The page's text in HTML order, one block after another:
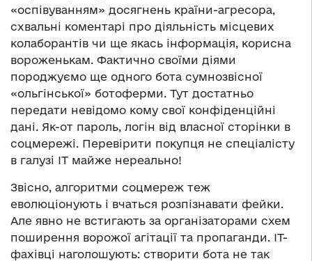
«оспівуванням» досягнень країни-агресора,
схвальні коментарі про діяльність місцевих
колаборантів чи ще якась інформація, корисна
вороженькам. Фактично своїми діями
породжуємо ще одного бота сумнозвісної
«ольгінської» ботоферми. Тут достатньо
передати невідомо кому свої конфіденційні
дані. Як-от пароль, логін від власної сторінки в
соцмережі. Перевірити покупця не спеціалісту
в галузі IT майже нереально!
Звісно, алгоритми соцмереж теж
еволюціонують і вчаться розпізнавати фейки.
Але явно не встигають за організаторами схем
поширення ворожої агітації та пропаганди. ІТ-
фахівці наголошують: створити бота не так